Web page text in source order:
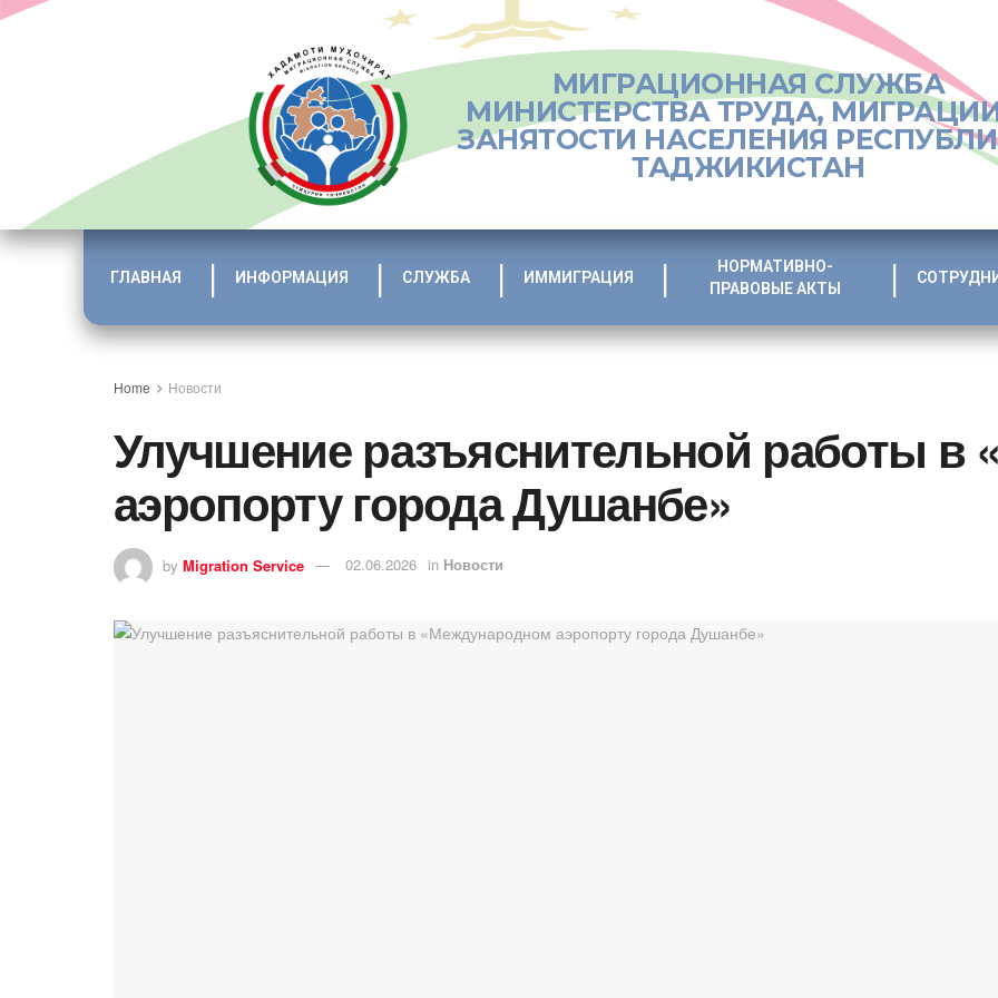
МИГРАЦИОННАЯ СЛУЖБА
МИНИСТЕРСТВА ТРУДА,
ЗАНЯТОСТИ НАСЕЛЕНИЯ
ТАДЖИКИСТАН
ГЛАВНАЯ ИНФОРМАЦИЯ СЛУЖБА ИММИГРАЦИЯ
НОРМАТИВНО-
ПРАВОВЫЕ АКТЫ
Home Новости
Улучшение разъяснительной работы в
аэропорту города Душанбе»
by Migration Service 02.06.2026 in Новости